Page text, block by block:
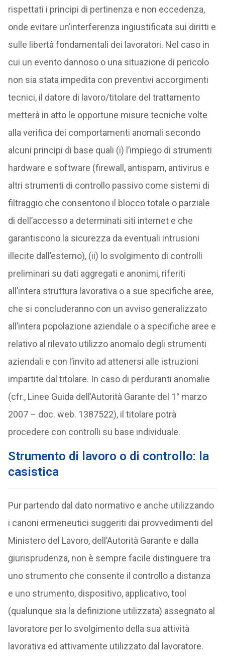
rispettati i principi di pertinenza e non eccedenza,
onde evitare un’interferenza ingiustificata sui diritti e
sulle libertà fondamentali dei lavoratori. Nel caso in
cui un evento dannoso o una situazione di pericolo
non sia stata impedita con preventivi accorgimenti
tecnici, il datore di lavoro/titolare del trattamento
metterà in atto le opportune misure tecniche volte
alla verifica dei comportamenti anomali secondo
alcuni principi di base quali (i) l’impiego di strumenti
hardware e software (firewall, antispam, antivirus e
altri strumenti di controllo passivo come sistemi di
filtraggio che consentono il blocco totale o parziale
di dell’accesso a determinati siti internet e che
garantiscono la sicurezza da eventuali intrusioni
illecite dall’esterno), (ii) lo svolgimento di controlli
preliminari su dati aggregati e anonimi, riferiti
all’intera struttura lavorativa o a sue specifiche aree,
che si concluderanno con un avviso generalizzato
all’intera popolazione aziendale o a specifiche aree e
relativo al rilevato utilizzo anomalo degli strumenti
aziendali e con l’invito ad attenersi alle istruzioni
impartite dal titolare. In caso di perduranti anomalie
(cfr., Linee Guida dell’Autorità Garante del 1° marzo
2007 – doc. web. 1387522), il titolare potrà
procedere con controlli su base individuale.
Strumento di lavoro o di controllo: la
casistica
Pur partendo dal dato normativo e anche utilizzando
i canoni ermeneutici suggeriti dai provvedimenti del
Ministero del Lavoro, dell’Autorità Garante e dalla
giurisprudenza, non è sempre facile distinguere tra
uno strumento che consente il controllo a distanza
e uno strumento, dispositivo, applicativo, tool
(qualunque sia la definizione utilizzata) assegnato al
lavoratore per lo svolgimento della sua attività
lavorativa ed attivamente utilizzato dal lavoratore.